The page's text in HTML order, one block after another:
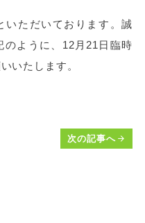
いただいております。誠
のように、12月21日臨時
いたします。
次の記事へ arrow_forward